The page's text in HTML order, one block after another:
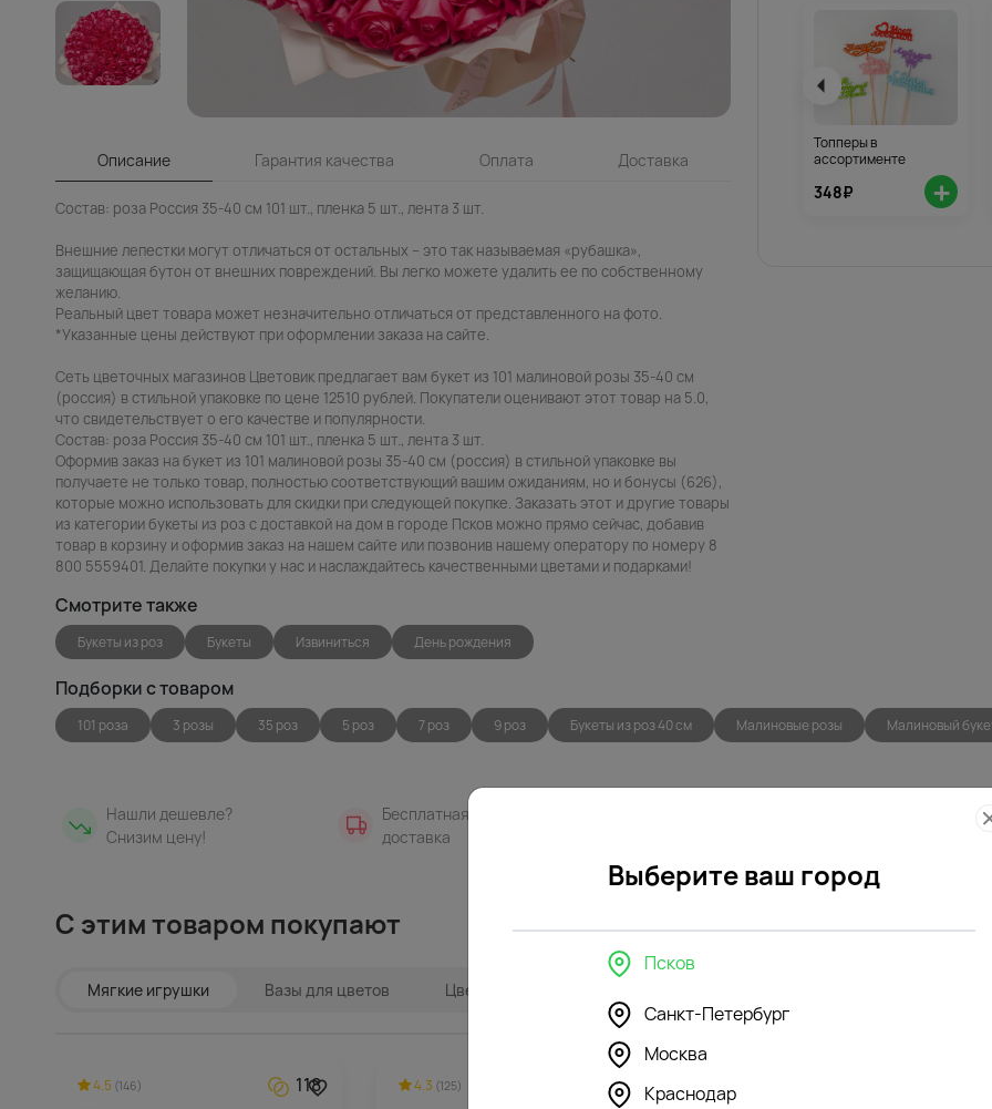
Описание Гарантия качества Оплата Доставка
Состав: роза Россия 35-40 см 101 шт., пленка 5 шт., лента 3 шт.
Внешние лепестки могут отличаться от остальных – это так называемая «рубашка»,
защищающая бутон от внешних повреждений. Вы легко можете удалить ее по собственному
желанию.
Реальный цвет товара может незначительно отличаться от представленного на фото.
*Указанные цены действуют при оформлении заказа на сайте.
Сеть цветочных магазинов Цветовик предлагает вам букет из 101 малиновой розы 35-40 см
(россия) в стильной упаковке по цене 12510 рублей. Покупатели оценивают этот товар на 5.0,
что свидетельствует о его качестве и популярности.
Состав: роза Россия 35-40 см 101 шт., пленка 5 шт., лента 3 шт.
Оформив заказ на букет из 101 малиновой розы 35-40 см (россия) в стильной упаковке вы
получаете не только товар, полностью соответствующий вашим ожиданиям, но и бонусы (626),
которые можно использовать для скидки при следующей покупке. Заказать этот и другие товары
из категории букеты из роз с доставкой на дом в городе Псков можно прямо сейчас, добавив
товар в корзину и оформив заказ на нашем сайте или позвонив нашему оператору по номеру 8
800 5559401. Делайте покупки у нас и наслаждайтесь качественными цветами и подарками!
Топперы в
ассортименте
348₽ +
Смотрите также
Букеты из роз Букеты Извиниться День рождения
Подборки с товаром
101 роза 3 розы 35 роз 5 роз 7 роз 9 роз Букеты из роз 40 см Малиновые розы Малиновый
Нашли дешевле?
Снизим цену!
Бесплатная
доставка
С этим товаром покупают
Мягкие игрушки Вазы для цветов Цветы в интерьере
4.5 (146) 118 4.3 (125) 179
Выберите ваш город
Псков
Санкт-Петербург
Москва
Краснодар